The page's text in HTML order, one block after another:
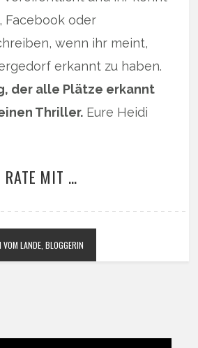
Facebook oder
wenn ihr meint,
erkannt zu haben.
der alle Plätze erkannt
Thriller. Eure Heidi
RATE MIT …
VOM LANDE, BLOGGERIN